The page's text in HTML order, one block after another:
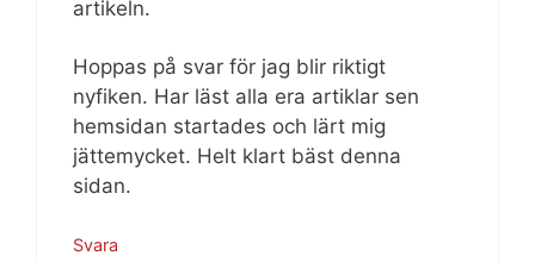
artikeln.
Hoppas på svar för jag blir riktigt
nyfiken. Har läst alla era artiklar sen
hemsidan startades och lärt mig
jättemycket. Helt klart bäst denna
sidan.
Svara